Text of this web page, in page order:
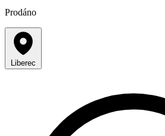
Prodáno
Liberec